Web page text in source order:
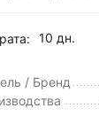
10 дн.
/ Бренд